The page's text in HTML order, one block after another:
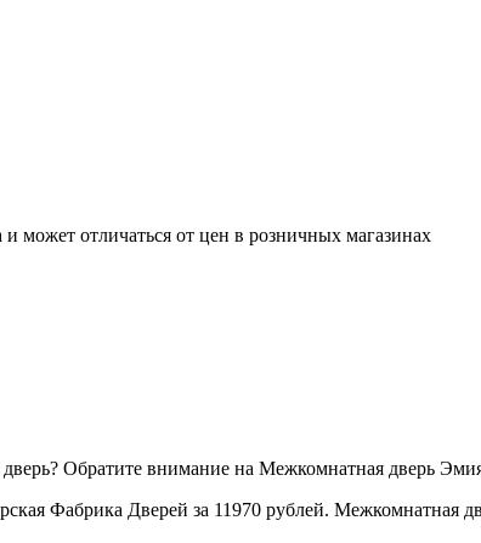
может отличаться от цен в розничных магазинах
Обратите внимание на Межкомнатная дверь
Фабрика Дверей за 11970 рублей. Межкомнатная